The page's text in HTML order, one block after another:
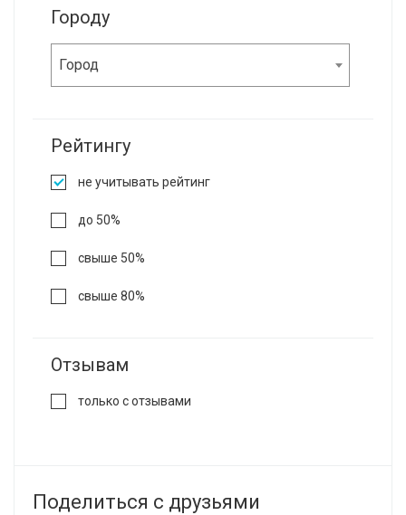
Городу
Город
Рейтингу
не учитывать рейтинг
до 50%
свыше 50%
свыше 80%
Отзывам
только с отзывами
Поделиться с друзьями